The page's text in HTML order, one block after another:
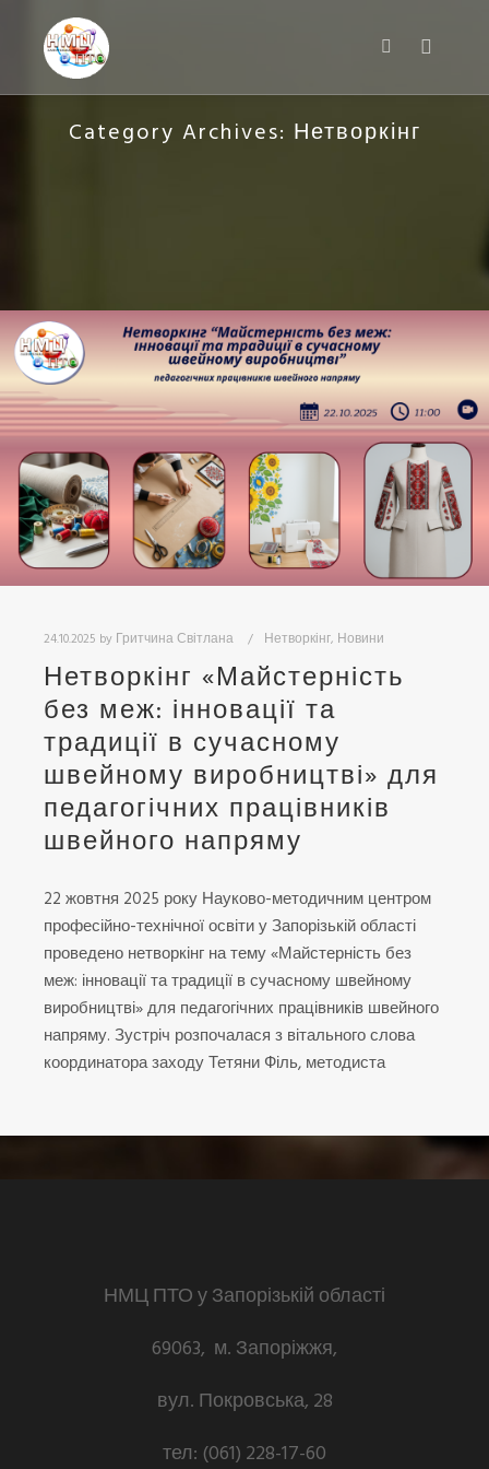
Category Archives: Нетворкінг
24.10.2025 by Гритчина Світлана Нетворкінг, Новини
Нетворкінг «Майстерність
без меж: інновації та
традиції в сучасному
швейному виробництві» для
педагогічних працівників
швейного напряму
22 жовтня 2025 року Науково-методичним центром
професійно-технічної освіти у Запорізькій області
проведено нетворкінг на тему «Майстерність без
меж: інновації та традиції в сучасному швейному
виробництві» для педагогічних працівників швейного
напряму. Зустріч розпочалася з вітального слова
координатора заходу Тетяни Філь, методиста
НМЦ ПТО у Запорізькій області
69063, м. Запоріжжя,
вул. Покровська, 28
тел: (061) 228-17-60